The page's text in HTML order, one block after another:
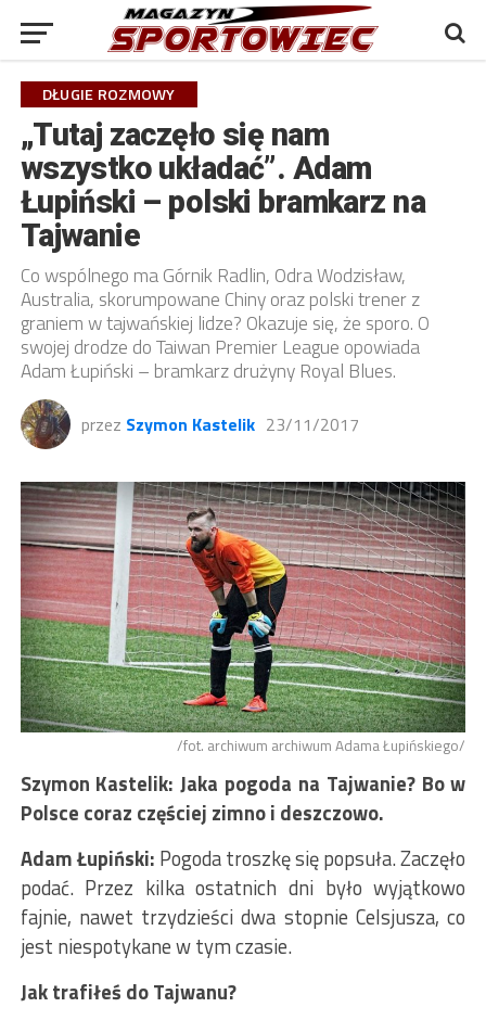
DŁUGIE ROZMOWY
„Tutaj zaczęło się nam
wszystko układać”. Adam
Łupiński – polski bramkarz na
Tajwanie
Co wspólnego ma Górnik Radlin, Odra Wodzisław,
Australia, skorumpowane Chiny oraz polski trener z
graniem w tajwańskiej lidze? Okazuje się, że sporo. O
swojej drodze do Taiwan Premier League opowiada
Adam Łupiński – bramkarz drużyny Royal Blues.
przez Szymon Kastelik 23/11/2017
/fot. archiwum archiwum Adama Łupińskiego/
Szymon Kastelik: Jaka pogoda na Tajwanie? Bo w
Polsce coraz częściej zimno i deszczowo.
Adam Łupiński: Pogoda troszkę się popsuła. Zaczęło
podać. Przez kilka ostatnich dni było wyjątkowo
fajnie, nawet trzydzieści dwa stopnie Celsjusza, co
jest niespotykane w tym czasie.
Jak trafiłeś do Tajwanu?